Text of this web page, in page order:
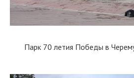
Парк 70 летия Победы в